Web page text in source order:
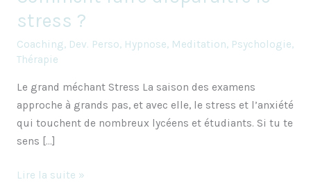
stress ?
Coaching, Dev. Perso, Hypnose, Meditation, Psychologie,
Thérapie
Le grand méchant Stress La saison des examens
approche à grands pas, et avec elle, le stress et l’anxiété
qui touchent de nombreux lycéens et étudiants. Si tu te
sens […]
Lire la suite »